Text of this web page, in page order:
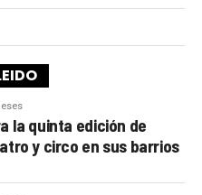
la quinta edición de
y circo en sus barrios